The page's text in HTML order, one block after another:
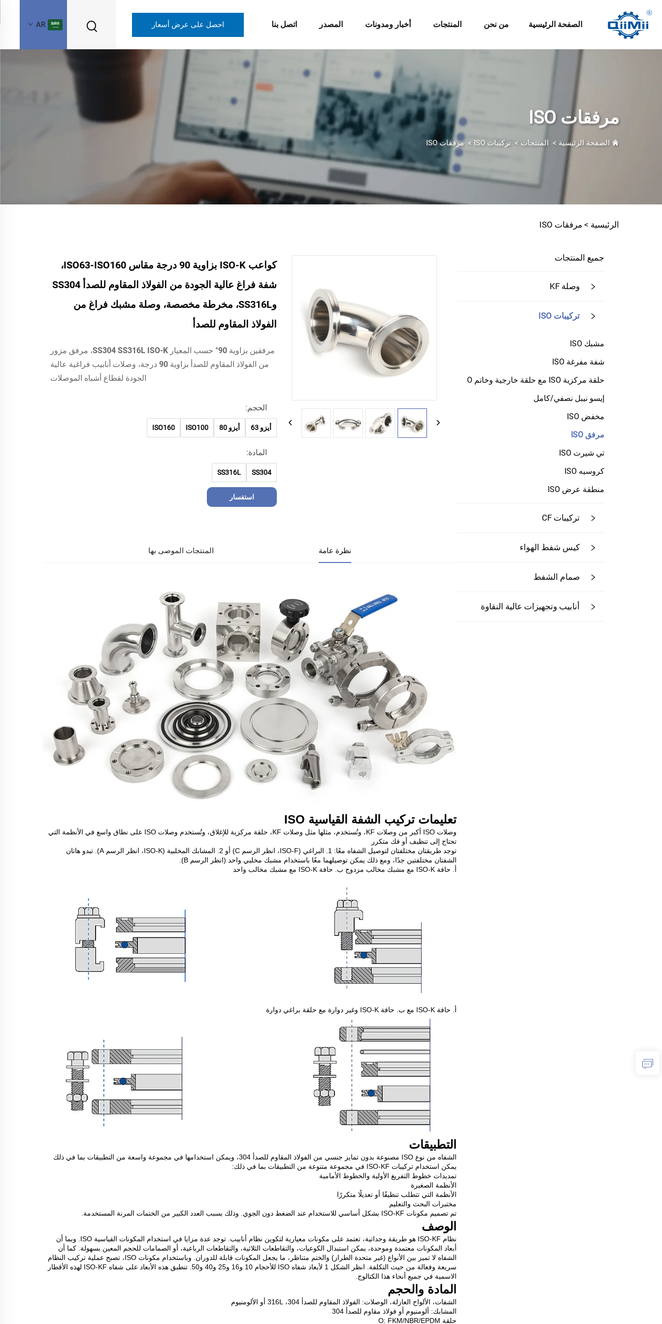
الصفحة الرئيسية من نحن المنتجات أخبار ومدونات المصدر اتصل بنا احصل على عرض أسعار AR
مرفقات ISO
الصفحة الرئيسية > المنتجات > تركيبات ISO >مرفقات ISO
الرئيسية > مرفقات ISO
جميع المنتجات
وصلة KF
تركيبات ISO
مشبك ISO
شفة مفرغة ISO
حلقة مركزية ISO مع حلقة خارجية وخاتم O
إيسو نيبل نصفي/كامل
مخفض ISO
مرفق ISO
تي شيرت ISO
كروسيه ISO
منطقة عرض ISO
تركيبات CF
كيس شفط الهواء
صمام الشفط
أنابيب وتجهيزات عالية النقاوة
كواعب ISO-K بزاوية 90 درجة مقاس ISO63-ISO160،
شفة فراغ عالية الجودة من الفولاذ المقاوم للصدأ SS304
وSS316L، مخرطة مخصصة، وصلة مشبك فراغ من
الفولاذ المقاوم للصدأ
مرفقين بزاوية 90° حسب المعيار SS304 SS316L ISO-K، مرفق مزور
من الفولاذ المقاوم للصدأ بزاوية 90 درجة، وصلات أنابيب فراغية عالية
الجودة لقطاع أشباه الموصلات
الحجم:
أيزو 63 أيزو 80 ISO100
ISO160
المادة:
SS304
SS316L
استفسار
نظرة عامة المنتجات الموصى بها
تعليمات تركيب الشفة القياسية ISO
وصلات ISO أكبر من وصلات KF، وتُستخدم، مثلها مثل وصلات KF، حلقة مركزية للإغلاق، وتُستخدم وصلات ISO على نطاق واسع في الأنظمة التي
تحتاج إلى تنظيف أو فك متكرر
توجد طريقتان مختلفتان لتوصيل الشفاه معًا: 1. البراغي (ISO-F، انظر الرسم C) أو 2. المشابك المخلبية (ISO-K، انظر الرسم A). تبدو هاتان
الشفتان مختلفتين جدًا، ومع ذلك يمكن توصيلهما معًا باستخدام مشبك مخلبي واحد (انظر الرسم B).
أ. حافة ISO-K مع مشبك مخالب مزدوج ب. حافة ISO-K مع مشبك مخالب واحد
أ. حافة ISO-K مع ب. حافة ISO-K وغير دوارة مع حلقة براغي دوارة
التطبيقات
الشفاه من نوع ISO مصنوعة بدون تمايز جنسي من الفولاذ المقاوم للصدأ 304، ويمكن استخدامها في مجموعة واسعة من التطبيقات بما في ذلك
يمكن استخدام تركيبات ISO-KF في مجموعة متنوعة من التطبيقات بما في ذلك:
تمديدات خطوط التفريغ الأولية والخطوط الأمامية
الأنظمة الصغيرة
الأنظمة التي تتطلب تنظيفًا أو تعديلًا متكررًا
مختبرات البحث والتعليم
تم تصميم مكونات ISO-KF بشكل أساسي للاستخدام عند الضغط دون الجوي. وذلك بسبب العدد الكبير من الختمات المرنة المستخدمة.
الوصف
نظام ISO-KF هو طريقة وحداتية، تعتمد على مكونات معيارية لتكوين نظام أنابيب. توجد عدة مزايا في استخدام المكونات القياسية ISO. وبما أن
أبعاد المكونات معتمدة وموحدة، يمكن استبدال الكوعيات، والتقاطعات الثلاثية، والتقاطعات الرباعية، أو الصمامات للحجم المعين بسهولة. كما أن
الشفاه لا تميز بين الأنواع (غير متحدة الطراز) والختم متناظر، ما يجعل المكونات قابلة للدوران. وباستخدام مكونات ISO، تصبح عملية تركيب النظام
سريعة وفعالة من حيث التكلفة. انظر الشكل 1 لأبعاد شفاه ISO للأحجام 10 و16 و25 و40 و50. تنطبق هذه الأبعاد على شفاه ISO-KF لهذه الأقطار
الاسمية في جميع أنحاء هذا الكتالوج.
المادة والحجم
الشفات، الألواح العازلة، الوصلات: الفولاذ المقاوم للصدأ 304، 316L أو الألومنيوم
المشابك: ألومنيوم أو فولاذ مقاوم للصدأ 304
حلقة O: FKM/NBR/EPDM